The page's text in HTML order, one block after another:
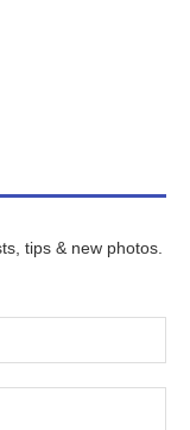
tips & new photos.